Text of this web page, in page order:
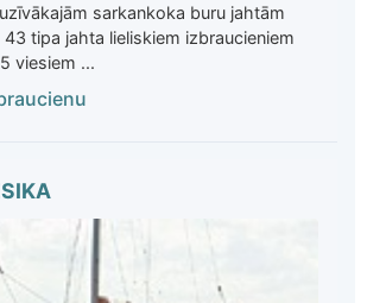
sarkankoka buru jahtām
43 tipa jahta lieliskiem izbraucieniem
viesiem ...